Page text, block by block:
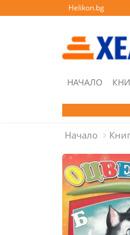
Helikon.bg
НАЧАЛО
Начало